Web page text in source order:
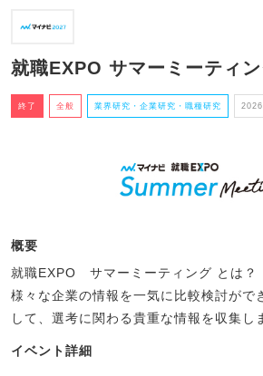
就職EXPO サマーミーティ
終了 全般 業界研究・企業研究・職種研究
概要
就職EXPO サマーミーティング とは？
様々な企業の情報を一気に比較検討がで
して、選考に関わる貴重な情報を収集し
イベント詳細